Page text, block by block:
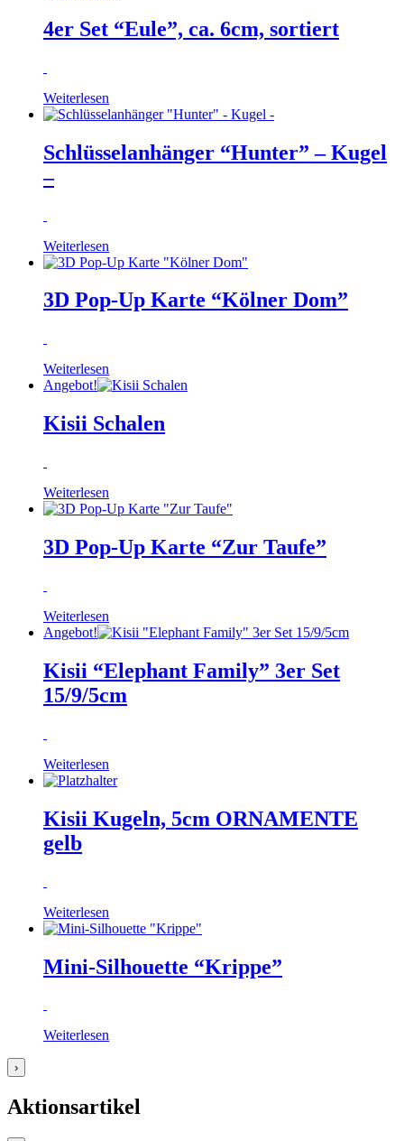
4er Set “Eule”, ca. 6cm, sortiert
Weiterlesen
Schlüsselanhänger “Hunter” – Kugel
–
Weiterlesen
3D Pop-Up Karte “Kölner Dom”
Weiterlesen
Angebot!
Kisii Schalen
Weiterlesen
3D Pop-Up Karte “Zur Taufe”
Weiterlesen
Angebot!
Kisii “Elephant Family” 3er Set
15/9/5cm
Weiterlesen
Kisii Kugeln, 5cm ORNAMENTE
gelb
Weiterlesen
Mini-Silhouette “Krippe”
Weiterlesen
›
Aktionsartikel